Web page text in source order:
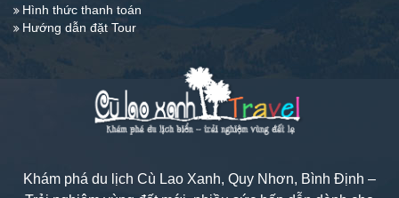
Hình thức thanh toán
Hướng dẫn đặt Tour
Khám phá du lịch Cù Lao Xanh, Quy Nhơn, Bình Định –